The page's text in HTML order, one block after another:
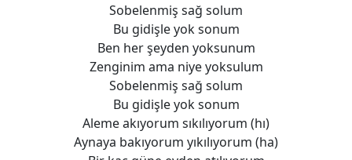
Sobelenmiş sağ solum
Bu gidişle yok sonum
Ben her şeyden yoksunum
Zenginim ama niye yoksulum
Sobelenmiş sağ solum
Bu gidişle yok sonum
Aleme akıyorum sıkılıyorum (hı)
Aynaya bakıyorum yıkılıyorum (ha)